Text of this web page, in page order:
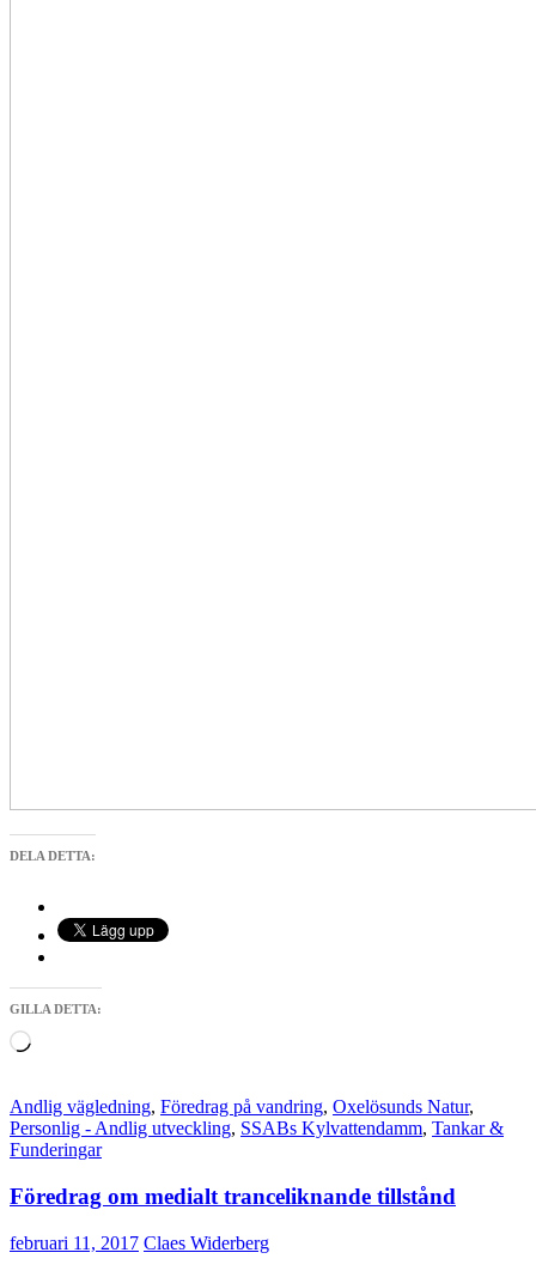
DELA DETTA:
GILLA DETTA:
Laddar
Andlig vägledning, Föredrag på vandring, Oxelösunds Natur,
Personlig - Andlig utveckling, SSABs Kylvattendamm, Tankar &
Funderingar
Föredrag om medialt tranceliknande tillstånd
februari 11, 2017 Claes Widerberg